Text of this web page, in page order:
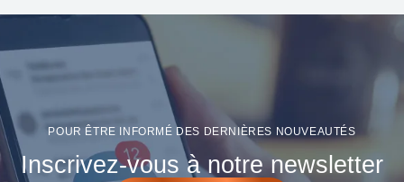
POUR ÊTRE INFORMÉ DES DERNIÈRES NOUVEAUTÉS
Inscrivez-vous à notre newsletter